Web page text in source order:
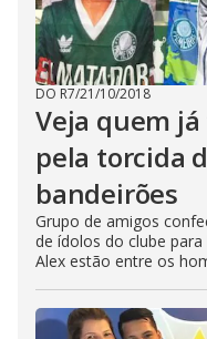
DO R7/21/10/2018
Veja quem
pela torcida
bandeirões
Grupo de amigos
de ídolos do clube
Alex estão entre os